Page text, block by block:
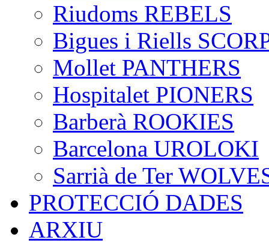
Riudoms REBELS
Bigues i Riells
Mollet PANTHERS
Hospitalet PIONERS
Barberà ROOKIES
Barcelona UROLOKI
Sarrià de Ter
PROTECCIÓ DADES
ARXIU